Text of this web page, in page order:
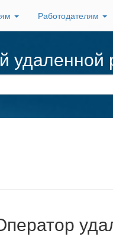
Работодателям
удаленной